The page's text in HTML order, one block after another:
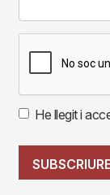
He llegit i